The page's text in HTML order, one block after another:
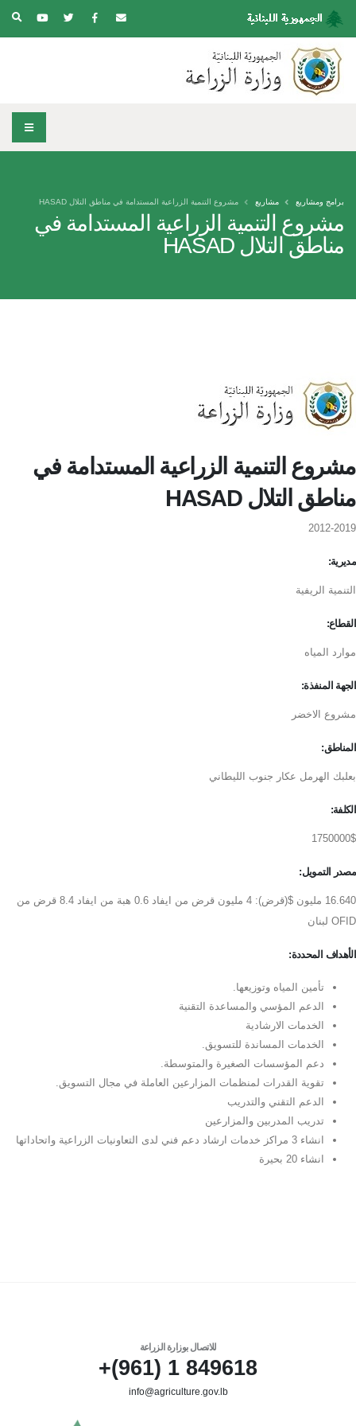
مشروع التنمية الزراعية المستدامة في
مناطق التلال HASAD
برامج ومشاريع مشاريع مشروع التنمية الزراعية المستدامة في مناطق التلال HASAD
مشروع التنمية الزراعية المستدامة في
مناطق التلال HASAD
2012-2019
مديرية:
التنمية الريفية
القطاع:
موارد المياه
الجهة المنفذة:
مشروع الاخضر
المناطق:
بعلبك الهرمل عكار جنوب الليطاني
الكلفة:
1750000$
مصدر التمويل:
16.640 مليون $(قرض): 4 مليون قرض من ايفاد 0.6 هبة من ايفاد 8.4 قرض من
OFID لبنان
الأهداف المحددة:
تأمين المياه وتوزيعها.
الدعم المؤسي والمساعدة التقنية
الخدمات الارشادية
الخدمات المساندة للتسويق.
دعم المؤسسات الصغيرة والمتوسطة.
تقوية القدرات لمنظمات المزارعين العاملة في مجال التسويق.
الدعم التقني والتدريب
تدريب المدربين والمزارعين
انشاء 3 مراكز خدمات ارشاد دعم فني لدى التعاونيات الزراعية واتحاداتها
انشاء 20 بحيرة
للاتصال بوزارة الزراعة
849618 1 (961)+
info@agriculture.gov.lb